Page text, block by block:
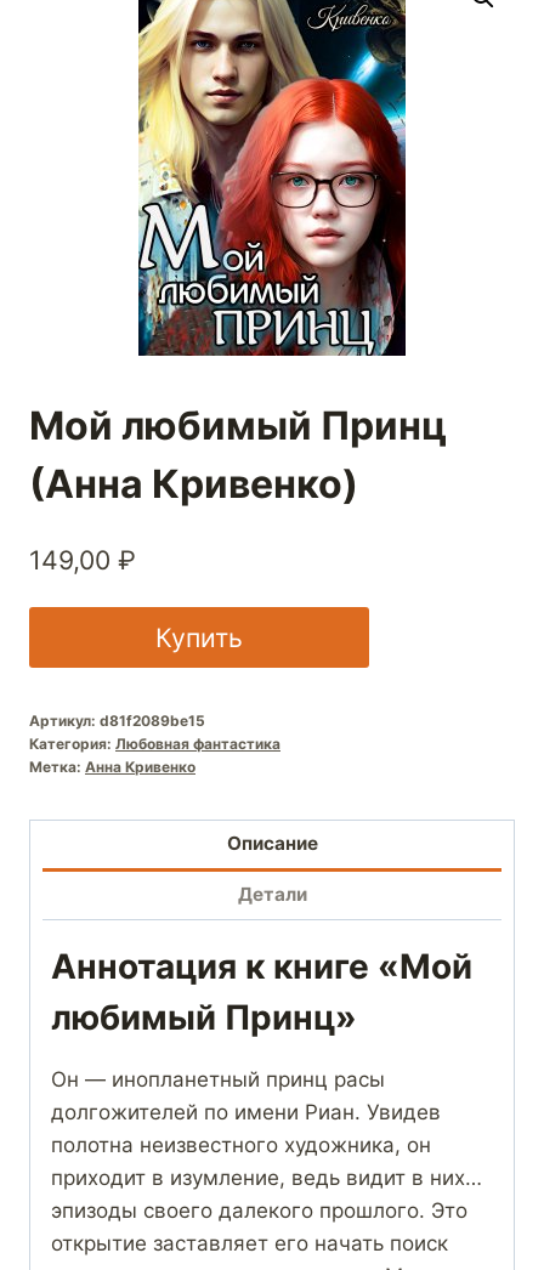
Мой любимый Принц
(Анна Кривенко)
149,00 ₽
Купить
Артикул: d81f2089be15
Категория: Любовная фантастика
Метка: Анна Кривенко
Описание
Детали
Аннотация к книге «Мой
любимый Принц»
Он — инопланетный принц расы
долгожителей по имени Риан. Увидев
полотна неизвестного художника, он
приходит в изумление, ведь видит в них…
эпизоды своего далекого прошлого. Это
открытие заставляет его начать поиск